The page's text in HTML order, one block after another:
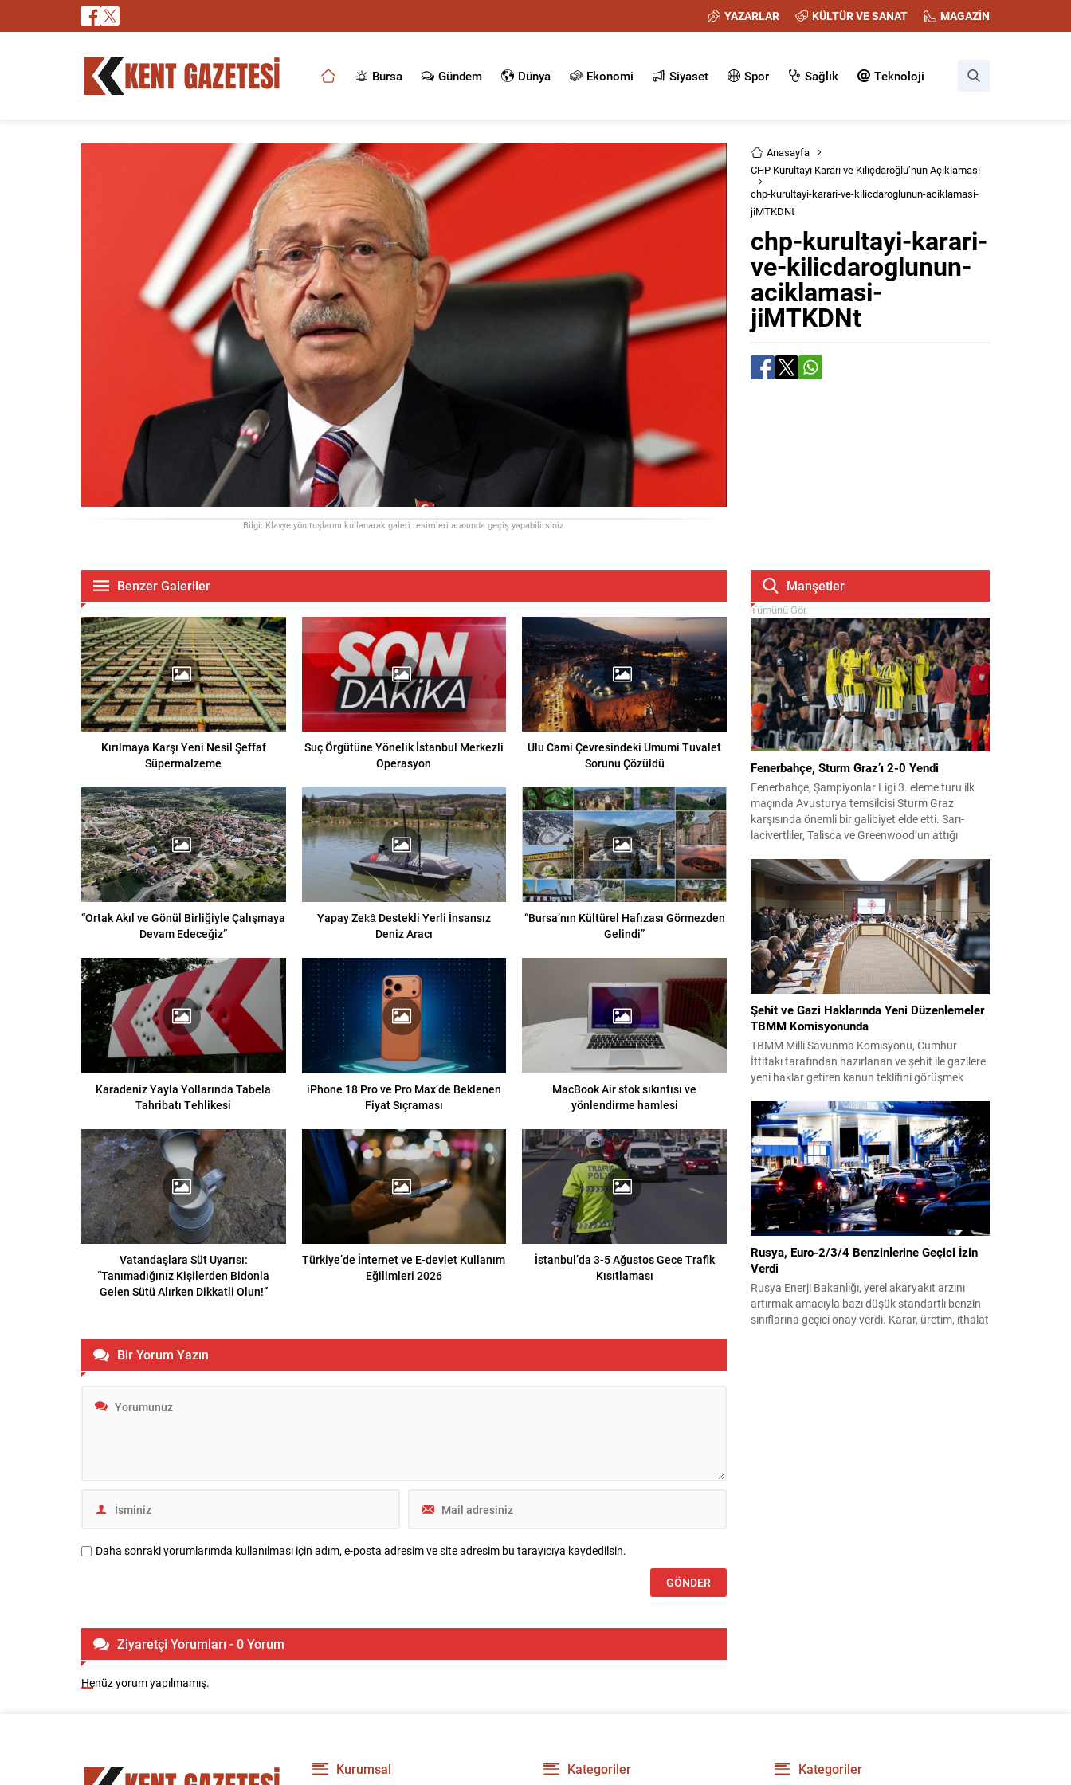
YAZARLAR KÜLTÜR VE SANAT MAGAZİN
Bursa Gündem Dünya Ekonomi Siyaset Spor Sağlık Teknoloji
Bilgi: Klavye yön tuşlarını kullanarak galeri resimleri arasında geçiş yapabilirsiniz.
Anasayfa
CHP Kurultayı Kararı ve Kılıçdaroğlu’nun Açıklaması
chp-kurultayi-karari-ve-kilicdaroglunun-aciklamasi-
jiMTKDNt
chp-kurultayi-karari-
ve-kilicdaroglunun-
aciklamasi-
jiMTKDNt
Benzer Galeriler
Kırılmaya Karşı Yeni Nesil Şeffaf
Süpermalzeme
Suç Örgütüne Yönelik İstanbul Merkezli
Operasyon
Ulu Cami Çevresindeki Umumi Tuvalet
Sorunu Çözüldü
“Ortak Akıl ve Gönül Birliğiyle Çalışmaya
Devam Edeceğiz”
Yapay Zekâ Destekli Yerli İnsansız
Deniz Aracı
“Bursa’nın Kültürel Hafızası Görmezden
Gelindi”
Karadeniz Yayla Yollarında Tabela
Tahribatı Tehlikesi
iPhone 18 Pro ve Pro Max’de Beklenen
Fiyat Sıçraması
MacBook Air stok sıkıntısı ve
yönlendirme hamlesi
Vatandaşlara Süt Uyarısı:
“Tanımadığınız Kişilerden Bidonla
Gelen Sütü Alırken Dikkatli Olun!”
Türkiye’de İnternet ve E-devlet Kullanım
Eğilimleri 2026
İstanbul’da 3-5 Ağustos Gece Trafik
Kısıtlaması
Bir Yorum Yazın
Daha sonraki yorumlarımda kullanılması için adım, e-posta adresim ve site adresim bu tarayıcıya kaydedilsin.
Ziyaretçi Yorumları - 0 Yorum
Henüz yorum yapılmamış.
Manşetler
Tümünü Gör
Fenerbahçe, Sturm Graz’ı 2-0 Yendi
Fenerbahçe, Şampiyonlar Ligi 3. eleme turu ilk
maçında Avusturya temsilcisi Sturm Graz
karşısında önemli bir galibiyet elde etti. Sarı-
lacivertliler, Talisca ve Greenwood’un attığı
öncesi avantaj sağladı. Karşılaşma sonrası
takım yönetimi mücadeleyi değerlendirdi ve
gelecek planlarına dair bilgi verdi. Futboldan
sorumlu yönetici Cihan Kamer,...
Şehit ve Gazi Haklarında Yeni Düzenlemeler
TBMM Komisyonunda
TBMM Milli Savunma Komisyonu, Cumhur
İttifakı tarafından hazırlanan ve şehit ile gazilere
yeni haklar getiren kanun teklifini görüşmek
komisyonda kabul edildi ve bir dizi düzenleme
benimsendi. Teklif kapsamında, vazife
malullerinden hayatını kaybedenlerin anne ve
babalarına bağlanacak aylık tutarının, net asgari
ücretin altında olmayacağı hükme bağlanıyor....
Rusya, Euro-2/3/4 Benzinlerine Geçici İzin
Verdi
Rusya Enerji Bakanlığı, yerel akaryakıt arzını
artırmak amacıyla bazı düşük standartlı benzin
sınıflarına geçici onay verdi. Karar, üretim, ithalat
Kurumsal Kategoriler Kategoriler